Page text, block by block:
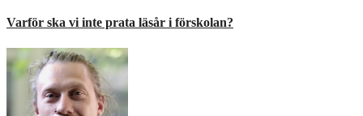
Varför ska vi inte prata läsår i förskolan?